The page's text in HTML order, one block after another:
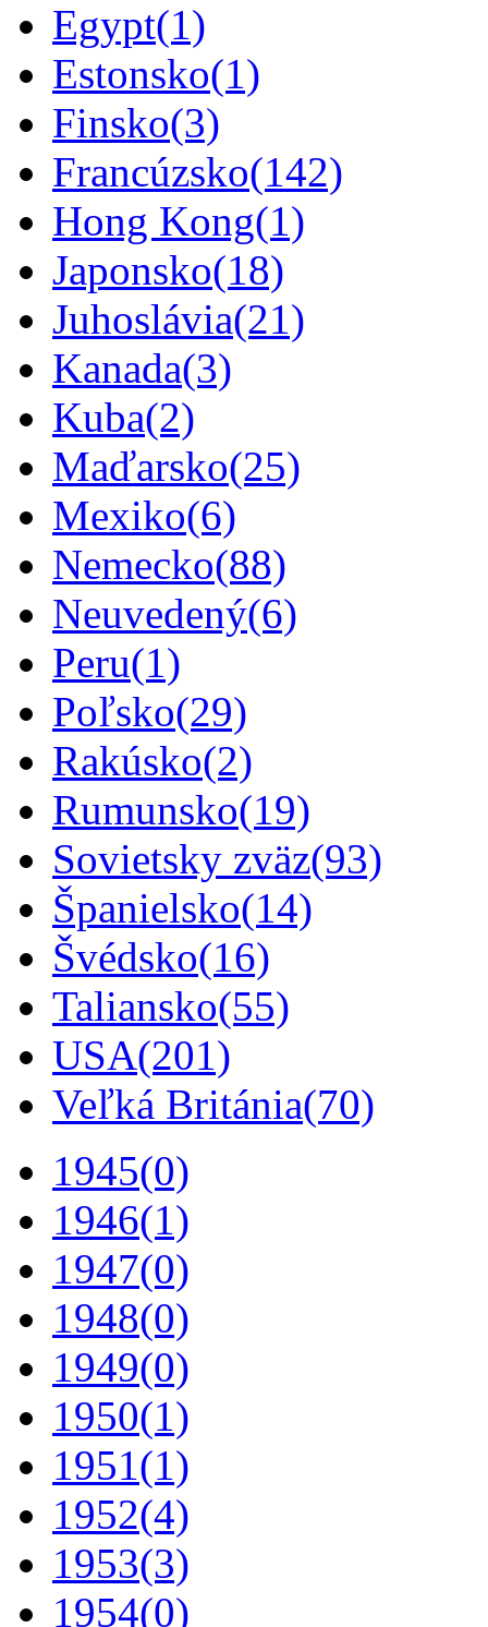
Egypt(1)
Estonsko(1)
Finsko(3)
Francúzsko(142)
Hong Kong(1)
Japonsko(18)
Juhoslávia(21)
Kanada(3)
Kuba(2)
Maďarsko(25)
Mexiko(6)
Nemecko(88)
Neuvedený(6)
Peru(1)
Poľsko(29)
Rakúsko(2)
Rumunsko(19)
Sovietsky zväz(93)
Španielsko(14)
Švédsko(16)
Taliansko(55)
USA(201)
Veľká Británia(70)
1945(0)
1946(1)
1947(0)
1948(0)
1949(0)
1950(1)
1951(1)
1952(4)
1953(3)
1954(0)